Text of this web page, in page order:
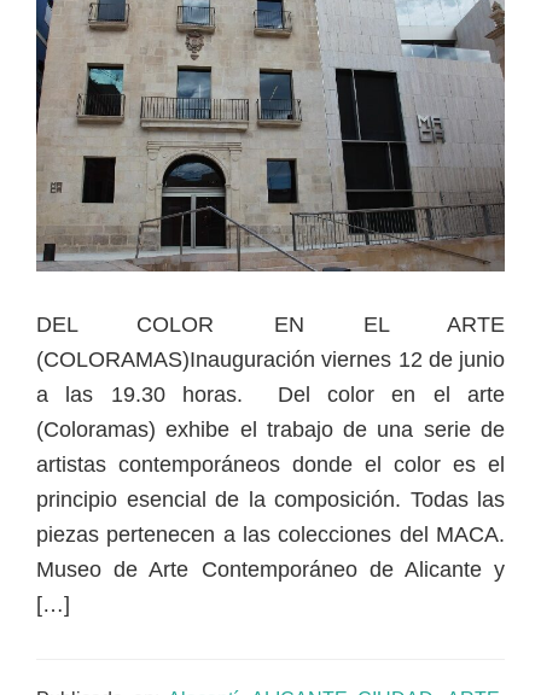
DEL COLOR EN EL ARTE
(COLORAMAS)Inauguración viernes 12 de junio
a las 19.30 horas. Del color en el arte
(Coloramas) exhibe el trabajo de una serie de
artistas contemporáneos donde el color es el
principio esencial de la composición. Todas las
piezas pertenecen a las colecciones del MACA.
Museo de Arte Contemporáneo de Alicante y
[…]